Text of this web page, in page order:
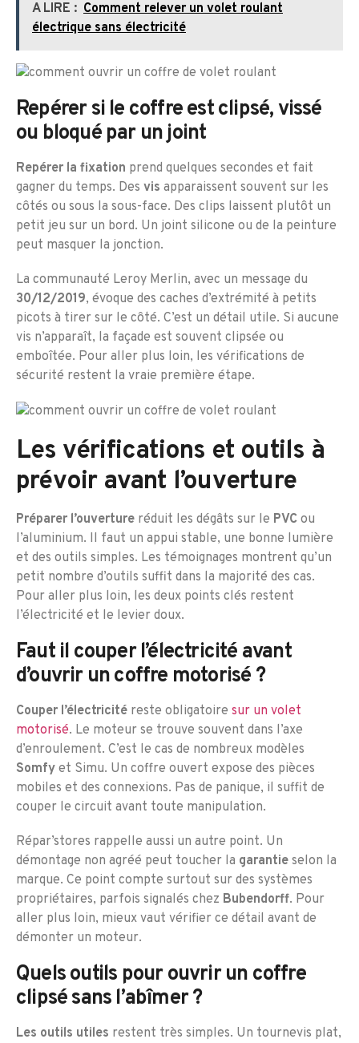
A LIRE : Comment relever un volet roulant
électrique sans électricité
Repérer si le coffre est clipsé, vissé
ou bloqué par un joint
Repérer la fixation prend quelques secondes et fait
gagner du temps. Des vis apparaissent souvent sur les
côtés ou sous la sous-face. Des clips laissent plutôt un
petit jeu sur un bord. Un joint silicone ou de la peinture
peut masquer la jonction.
La communauté Leroy Merlin, avec un message du
30/12/2019, évoque des caches d’extrémité à petits
picots à tirer sur le côté. C’est un détail utile. Si aucune
vis n’apparaît, la façade est souvent clipsée ou
emboîtée. Pour aller plus loin, les vérifications de
sécurité restent la vraie première étape.
Les vérifications et outils à
prévoir avant l’ouverture
Préparer l’ouverture réduit les dégâts sur le PVC ou
l’aluminium. Il faut un appui stable, une bonne lumière
et des outils simples. Les témoignages montrent qu’un
petit nombre d’outils suffit dans la majorité des cas.
Pour aller plus loin, les deux points clés restent
l’électricité et le levier doux.
Faut il couper l’électricité avant
d’ouvrir un coffre motorisé ?
Couper l’électricité reste obligatoire sur un volet
motorisé. Le moteur se trouve souvent dans l’axe
d’enroulement. C’est le cas de nombreux modèles
Somfy et Simu. Un coffre ouvert expose des pièces
mobiles et des connexions. Pas de panique, il suffit de
couper le circuit avant toute manipulation.
Répar’stores rappelle aussi un autre point. Un
démontage non agréé peut toucher la garantie selon la
marque. Ce point compte surtout sur des systèmes
propriétaires, parfois signalés chez Bubendorff. Pour
aller plus loin, mieux vaut vérifier ce détail avant de
démonter un moteur.
Quels outils pour ouvrir un coffre
clipsé sans l’abîmer ?
Les outils utiles restent très simples. Un tournevis plat,